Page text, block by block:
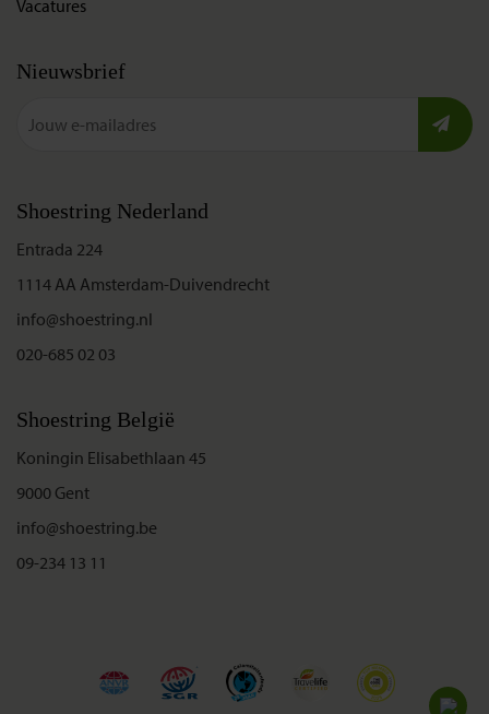
Vacatures
Nieuwsbrief
Shoestring Nederland
Entrada 224
1114 AA Amsterdam-Duivendrecht
info@shoestring.nl
020-685 02 03
Shoestring België
Koningin Elisabethlaan 45
9000 Gent
info@shoestring.be
09-234 13 11